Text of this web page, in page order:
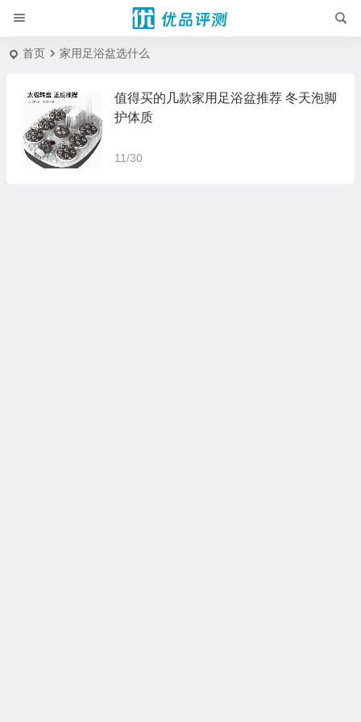
首页 家用足浴盆选什么
值得买的几款家用足浴盆推荐 冬天泡脚
护体质
11/30